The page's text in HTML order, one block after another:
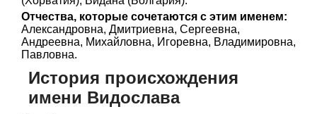
Отчества, которые сочетаются с этим именем:
Александровна, Дмитриевна, Сергеевна,
Андреевна, Михайловна, Игоревна, Владимировна,
Павловна.
История происхождения
имени Видослава